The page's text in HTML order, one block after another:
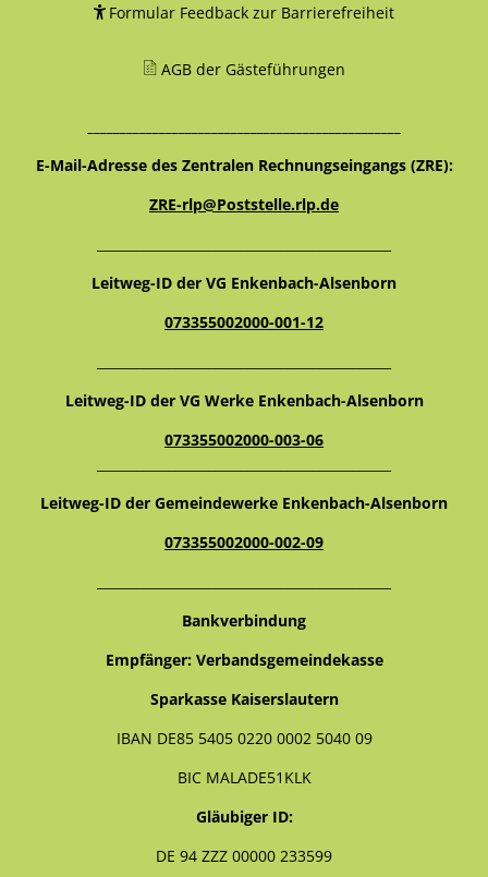
Formular Feedback zur Barrierefreiheit
AGB der Gästeführungen
E-Mail-Adresse des Zentralen Rechnungseingangs (ZRE):
ZRE-rlp@Poststelle.rlp.de
Leitweg-ID der VG Enkenbach-Alsenborn
073355002000-001-12
Leitweg-ID der VG Werke Enkenbach-Alsenborn
073355002000-003-06
Leitweg-ID der Gemeindewerke Enkenbach-Alsenborn
073355002000-002-09
Bankverbindung
Empfänger: Verbandsgemeindekasse
Sparkasse Kaiserslautern
IBAN DE85 5405 0220 0002 5040 09
BIC MALADE51KLK
Gläubiger ID:
DE 94 ZZZ 00000 233599